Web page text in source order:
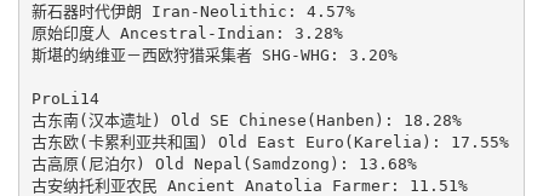
新石器时代伊朗 Iran-Neolithic: 4.57%
原始印度人 Ancestral-Indian: 3.28%
斯堪的纳维亚－西欧狩猎采集者 SHG-WHG: 3.20%
ProLi14
古东南(汉本遗址) Old SE Chinese(Hanben): 18.28%
古东欧(卡累利亚共和国) Old East Euro(Karelia): 17.55%
古高原(尼泊尔) Old Nepal(Samdzong): 13.68%
古安纳托利亚农民 Ancient Anatolia Farmer: 11.51%